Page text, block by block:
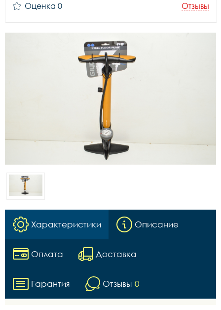
Оценка 0
Отзывы
Характеристики Описание
Оплата Доставка
Гарантия Отзывы 0